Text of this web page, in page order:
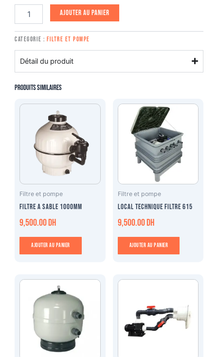
piscine
Ajouter au panier
Categorie : Filtre et pompe
Détail du produit
Produits similaires
Filtre et pompe
Filtre a sable 1000mm
9,500.00DH
Ajouter au panier
Filtre et pompe
Local technique filtre 615
9,500.00DH
Ajouter au panier